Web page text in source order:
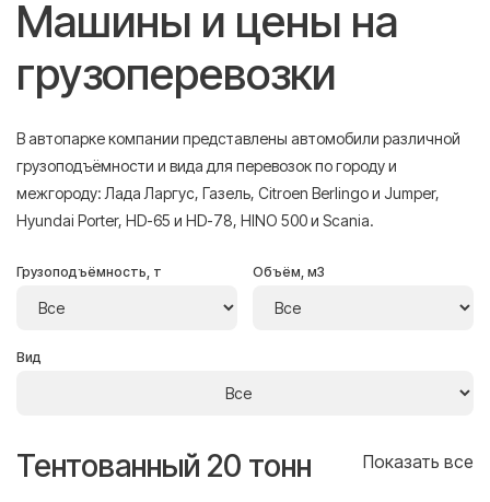
Машины и цены на
грузоперевозки
В автопарке компании представлены автомобили различной
грузоподъёмности и вида для перевозок по городу и
межгороду: Лада Ларгус, Газель, Citroen Berlingo и Jumper,
Hyundai Porter, HD-65 и HD-78, HINO 500 и Scania.
Грузоподъёмность, т Объём, м3
Вид
Тентованный 20 тонн Показать все